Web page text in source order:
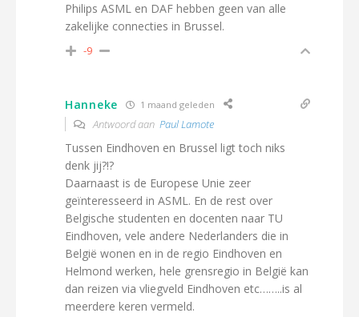
Philips ASML en DAF hebben geen van alle
zakelijke connecties in Brussel.
-9
Hanneke 1 maand geleden
Antwoord aan Paul Lamote
Tussen Eindhoven en Brussel ligt toch niks
denk jij?!?
Daarnaast is de Europese Unie zeer
geïnteresseerd in ASML. En de rest over
Belgische studenten en docenten naar TU
Eindhoven, vele andere Nederlanders die in
België wonen en in de regio Eindhoven en
Helmond werken, hele grensregio in België kan
dan reizen via vliegveld Eindhoven etc……..is al
meerdere keren vermeld.